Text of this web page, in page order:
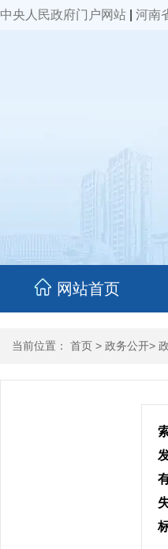
中央人民政府门户网站 河南
网站首页
当前位置： 首页 > 政务公开>